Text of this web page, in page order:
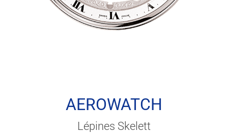
AEROWATCH
Lépines Skelett